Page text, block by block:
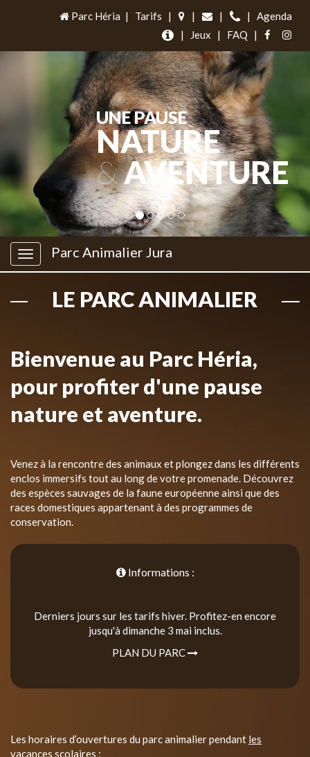
Parc Héria | Tarifs | | | |
Agenda
|
Jeux | FAQ |
UNE PAUSE
NATURE
&AVENTURE
Parc Animalier Jura
LE PARC ANIMALIER
Bienvenue au Parc Héria,
pour profiter d'une pause
nature et aventure.
Venez à la rencontre des animaux et plongez dans les différents
enclos immersifs tout au long de votre promenade. Découvrez
des espèces sauvages de la faune européenne ainsi que des
races domestiques appartenant à des programmes de
conservation.
Informations :
Derniers jours sur les tarifs hiver. Profitez-en encore
jusqu'à dimanche 3 mai inclus.
PLAN DU PARC
Les horaires d’ouvertures du parc animalier pendant les
vacances scolaires :